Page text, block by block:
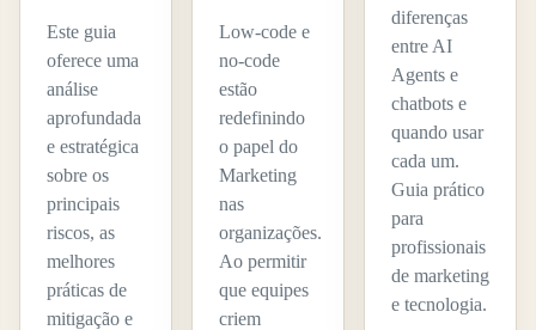
Este guia
oferece uma
análise
aprofundada
e estratégica
sobre os
principais
riscos, as
melhores
práticas de
mitigação e
Low-code e
no-code
estão
redefinindo
o papel do
Marketing
nas
organizações.
Ao permitir
que equipes
criem
diferenças
entre AI
Agents e
chatbots e
quando usar
cada um.
Guia prático
para
profissionais
de marketing
e tecnologia.